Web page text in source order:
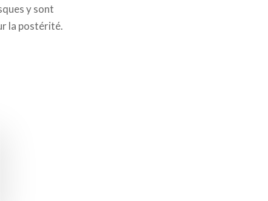
y sont
la postérité.